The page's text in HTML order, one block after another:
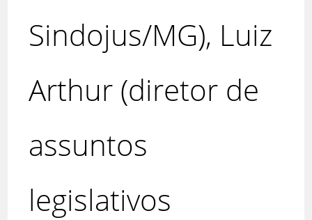
Sindojus/MG), Luiz
Arthur (diretor de
assuntos
legislativos